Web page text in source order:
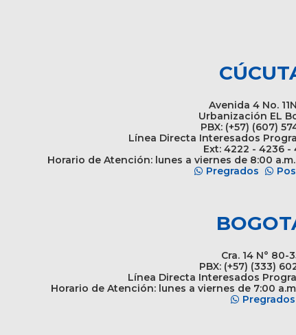
Avenida 4 No.
Urbanización EL
PBX: (+57) (607)
Línea Directa Interesados
Ext: 4222 - 4236 -
Horario de Atención: lunes a viernes de 8:00
Pregrados
Cra. 14 N° 80-
PBX: (+57) (333)
Línea Directa Interesados
Horario de Atención: lunes a viernes de 7:00
Pregrados